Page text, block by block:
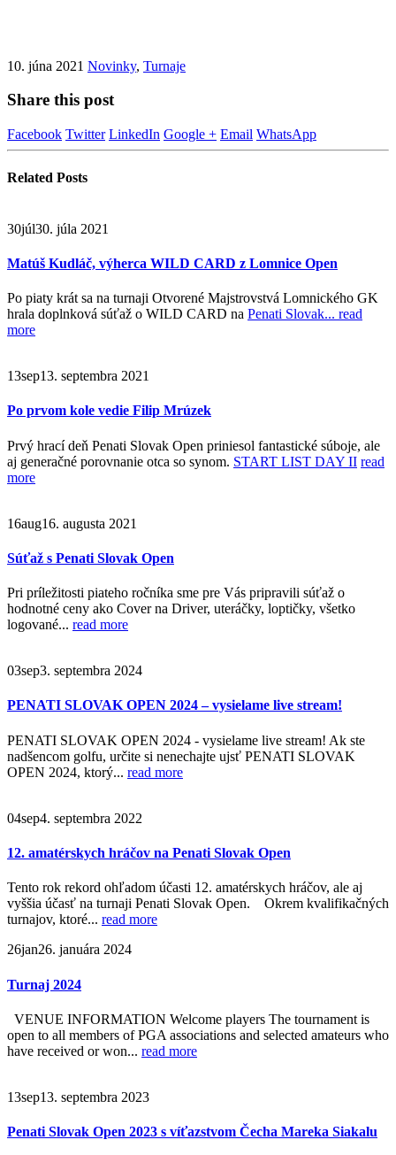
10. júna 2021 Novinky, Turnaje
Share this post
Facebook Twitter LinkedIn Google + Email WhatsApp
Related Posts
30júl30. júla 2021
Matúš Kudláč, výherca WILD CARD z Lomnice Open
Po piaty krát sa na turnaji Otvorené Majstrovstvá Lomnického GK
hrala doplnková súťaž o WILD CARD na Penati Slovak... read
more
13sep13. septembra 2021
Po prvom kole vedie Filip Mrúzek
Prvý hrací deň Penati Slovak Open priniesol fantastické súboje, ale
aj generačné porovnanie otca so synom. START LIST DAY II read
more
16aug16. augusta 2021
Súťaž s Penati Slovak Open
Pri príležitosti piateho ročníka sme pre Vás pripravili súťaž o
hodnotné ceny ako Cover na Driver, uteráčky, loptičky, všetko
logované... read more
03sep3. septembra 2024
PENATI SLOVAK OPEN 2024 – vysielame live stream!
PENATI SLOVAK OPEN 2024 - vysielame live stream! Ak ste
nadšencom golfu, určite si nenechajte ujsť PENATI SLOVAK
OPEN 2024, ktorý... read more
04sep4. septembra 2022
12. amatérskych hráčov na Penati Slovak Open
Tento rok rekord ohľadom účasti 12. amatérskych hráčov, ale aj
vyššia účasť na turnaji Penati Slovak Open. Okrem kvalifikačných
turnajov, ktoré... read more
26jan26. januára 2024
Turnaj 2024
VENUE INFORMATION Welcome players The tournament is
open to all members of PGA associations and selected amateurs who
have received or won... read more
13sep13. septembra 2023
Penati Slovak Open 2023 s víťazstvom Čecha Mareka Siakalu